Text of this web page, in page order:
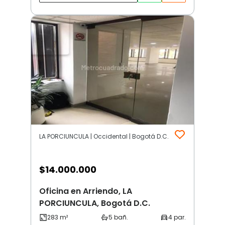
LA PORCIUNCULA | Occidental | Bogotá D.C.
$14.000.000
Oficina en Arriendo, LA
PORCIUNCULA, Bogotá D.C.